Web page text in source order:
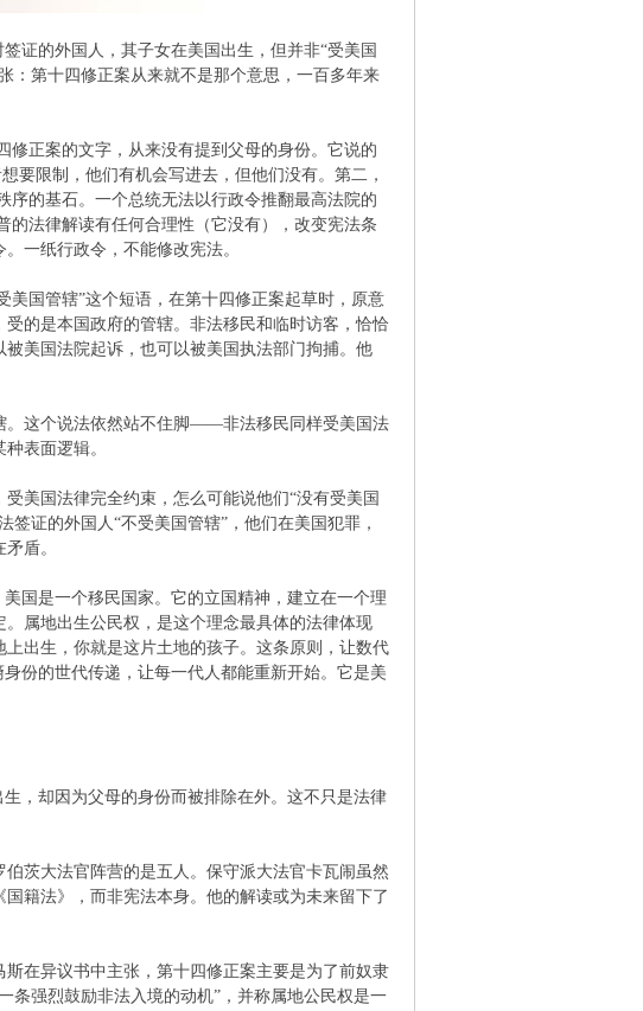
证的外国人，其子女在美国出生，但并非“受美国
：第十四修正案从来就不是那个意思，一百多年来
正案的文字，从来没有提到父母的身份。它说的
要限制，他们有机会写进去，但他们没有。第二，
序的基石。一个总统无法以行政令推翻最高法院的
法律解读有任何合理性（它没有），改变宪法条
一纸行政令，不能修改宪法。
美国管辖”这个短语，在第十四修正案起草时，原意
的是本国政府的管辖。非法移民和临时访客，恰恰
美国法院起诉，也可以被美国执法部门拘捕。他
。这个说法依然站不住脚——非法移民同样受美国法
表面逻辑。
美国法律完全约束，怎么可能说他们“没有受美国
证的外国人“不受美国管辖”，他们在美国犯罪，
盾。
国是一个移民国家。它的立国精神，建立在一个理
属地出生公民权，是这个理念最具体的法律体现
出生，你就是这片土地的孩子。这条原则，让数代
份的世代传递，让每一代人都能重新开始。它是美
，却因为父母的身份而被排除在外。这不只是法律
茨大法官阵营的是五人。保守派大法官卡瓦闹虽然
籍法》，而非宪法本身。他的解读或为未来留下了
在异议书中主张，第十四修正案主要是为了前奴隶
条强烈鼓励非法入境的动机”，并称属地公民权是一